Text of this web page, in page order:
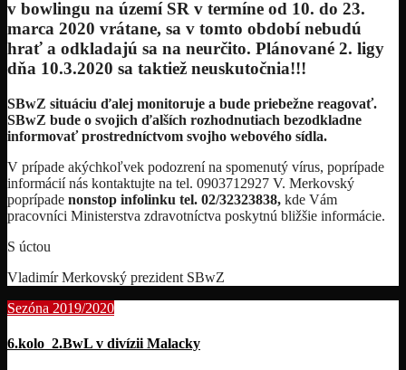
v bowlingu na území SR v termíne od 10. do 23.
marca 2020 vrátane, sa v tomto období nebudú
hrať a odkladajú sa na neurčito. Plánované 2. ligy
dňa 10.3.2020 sa taktiež neuskutočnia!!!
SBwZ situáciu ďalej monitoruje a bude priebežne reagovať.
SBwZ bude o svojich ďalších rozhodnutiach bezodkladne
informovať prostredníctvom svojho webového sídla.
V prípade akýchkoľvek podozrení na spomenutý vírus, poprípade
informácií nás kontaktujte na tel. 0903712927 V. Merkovský
poprípade nonstop infolinku tel. 02/32323838, kde Vám
pracovníci Ministerstva zdravotníctva poskytnú bližšie informácie.
S úctou
Vladimír Merkovský prezident SBwZ
Sezóna 2019/2020
6.kolo 2.BwL v divízii Malacky